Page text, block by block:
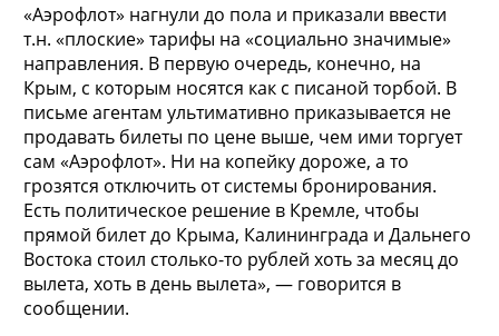
«Аэрофлот» нагнули до пола и приказали ввести
т.н. «плоские» тарифы на «социально значимые»
направления. В первую очередь, конечно, на
Крым, с которым носятся как с писаной торбой. В
письме агентам ультимативно приказывается не
продавать билеты по цене выше, чем ими торгует
сам «Аэрофлот». Ни на копейку дороже, а то
грозятся отключить от системы бронирования.
Есть политическое решение в Кремле, чтобы
прямой билет до Крыма, Калининграда и Дальнего
Востока стоил столько-то рублей хоть за месяц до
вылета, хоть в день вылета», — говорится в
сообщении.